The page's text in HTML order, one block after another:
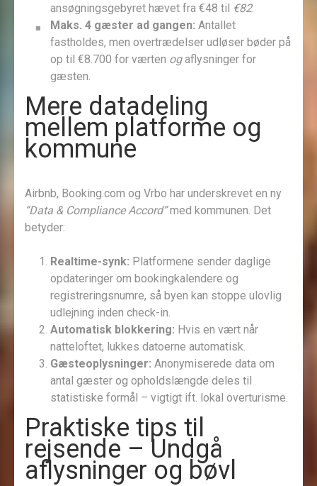
ansøgningsgebyret hævet fra €48 til €82.
Maks. 4 gæster ad gangen: Antallet
fastholdes, men overtrædelser udløser bøder på
op til €8.700 for værten ogaflysninger for
gæsten.
Mere datadeling
mellem platforme og
kommune
Airbnb, Booking.com og Vrbo har underskrevet en ny
“Data & Compliance Accord”med kommunen. Det
betyder:
Realtime-synk: Platformene sender daglige
opdateringer om booking­kalendere og
registreringsnumre, så byen kan stoppe ulovlig
udlejning inden check-in.
Automatisk blokkering: Hvis en vært når
natteloftet, lukkes datoerne automatisk.
Gæsteoplysninger: Anonymiserede data om
antal gæster og opholdslængde deles til
statistiske formål – vigtigt ift. lokal overturisme.
Praktiske tips til
rejsende – Undgå
aflysninger og bøvl